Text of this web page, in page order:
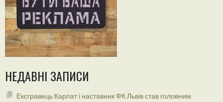
НЕДАВНІ ЗАПИСИ
Ексгравець Карпат і наставник ФК Львів став головним